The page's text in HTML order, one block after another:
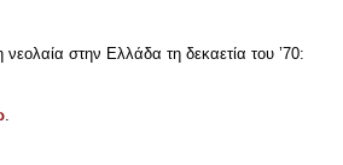
στην Ελλάδα τη δεκαετία του ’70:
.